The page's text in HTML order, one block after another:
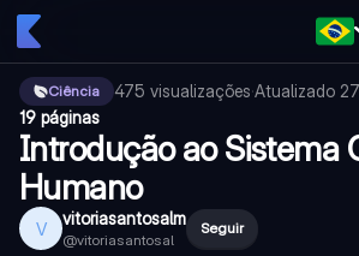
Ciência 475 visualizações·Atualizado
19 páginas
Introdução ao Sistema
Humano
V vitoriasantosalm
@vitoriasantosal
Seguir